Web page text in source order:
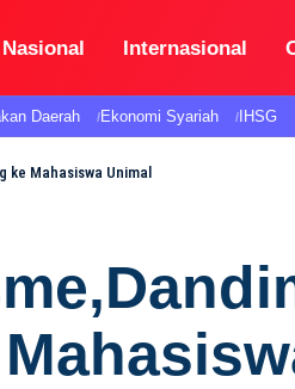
Nasional Internasional
Daerah Ekonomi Syariah IHSG
ke Mahasiswa Unimal